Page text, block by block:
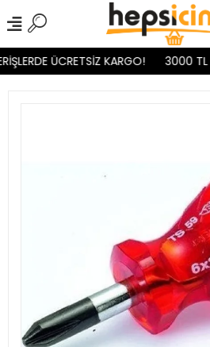
ÜCRETSİZ KARGO! 3000 TL